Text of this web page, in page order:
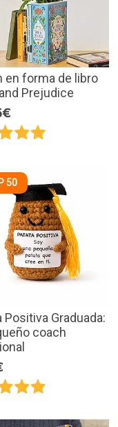
en forma de libro
Prejudice
50
Positiva Graduada:
coach